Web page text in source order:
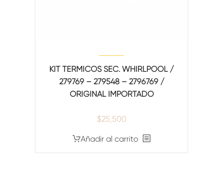
KIT TERMICOS SEC. WHIRLPOOL /
279769 – 279548 – 2796769 /
ORIGINAL IMPORTADO
$25,500
Añadir al carrito